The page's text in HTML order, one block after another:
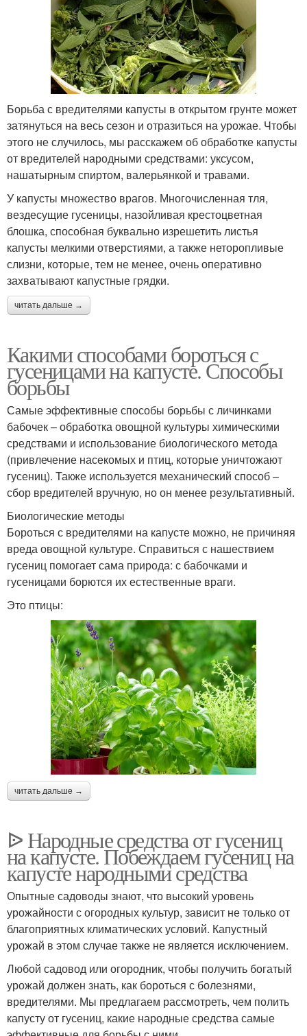
Борьба с вредителями капусты в открытом грунте может
затянуться на весь сезон и отразиться на урожае. Чтобы
этого не случилось, мы расскажем об обработке капусты
от вредителей народными средствами: уксусом,
нашатырным спиртом, валерьянкой и травами.
У капусты множество врагов. Многочисленная тля,
вездесущие гусеницы, назойливая крестоцветная
блошка, способная буквально изрешетить листья
капусты мелкими отверстиями, а также неторопливые
слизни, которые, тем не менее, очень оперативно
захватывают капустные грядки.
читать дальше →
Какими способами бороться с
гусеницами на капусте. Способы
борьбы
Самые эффективные способы борьбы с личинками
бабочек – обработка овощной культуры химическими
средствами и использование биологического метода
(привлечение насекомых и птиц, которые уничтожают
гусениц). Также используется механический способ –
сбор вредителей вручную, но он менее результативный.
Биологические методы
Бороться с вредителями на капусте можно, не причиняя
вреда овощной культуре. Справиться с нашествием
гусениц помогает сама природа: с бабочками и
гусеницами борются их естественные враги.
Это птицы:
читать дальше →
ᐉ Народные средства от гусениц
на капусте. Побеждаем гусениц на
капусте народными средства
Опытные садоводы знают, что высокий уровень
урожайности с огородных культур, зависит не только от
благоприятных климатических условий. Капустный
урожай в этом случае также не является исключением.
Любой садовод или огородник, чтобы получить богатый
урожай должен знать, как бороться с болезнями,
вредителями. Мы предлагаем рассмотреть, чем полить
капусту от гусениц, какие народные средства самые